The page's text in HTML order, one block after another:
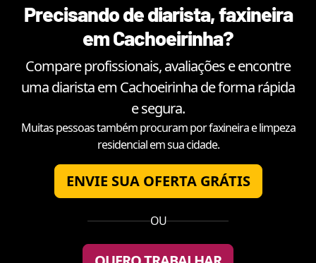
Precisando de diarista, faxineira
emCachoeirinha?
Compare profissionais, avaliações e encontre
uma diarista em Cachoeirinhade forma rápida
e segura.
Muitas pessoas também procuram por faxineira e limpeza
residencial em sua cidade.
ENVIE SUA OFERTA GRÁTIS
OU